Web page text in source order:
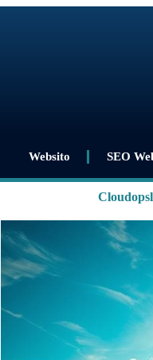
Websito SEO